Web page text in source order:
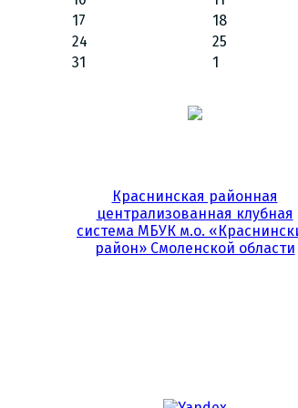
17
18
24
25
31
1
Краснинская районная
централизованная клубная
система МБУК м.о.
район» Смоленской области